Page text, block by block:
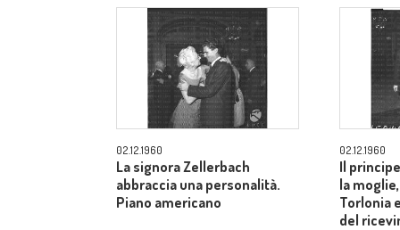
02.12.1960
La signora Zellerbach
abbraccia una personalità.
Piano americano
02.12.1960
Il
la
Torlonia
del